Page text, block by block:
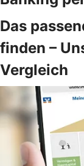
Das
finden –
Vergleich